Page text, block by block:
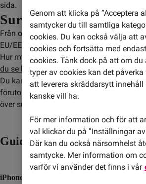
sida.
Surf inom EU/EES
Från och med den 15 juni 2017 ingår en
EU/EES i alla våramobilabonnemang,
Hur mycket surf inom EU/EES som ingår
du se här.
Du kan även surfa inom EU/EES med
förutom Fastpris Mini, Standard och
över surf från ett kontantkort till ett annat.
Guider MMS- och surf-
iPhone
Genom att klicka på ”Acceptera
samtycker du till samtliga
cookies. Du kan också välja att
cookies och fortsätta med
cookies. Tänk dock på att om du
typer av cookies kan det
att leverera skräddarsytt innehåll
kanske vill ha.
För mer information och för att
val klickar du på ”Inställningar
Där kan du också närsomhelst
samtycke. Mer information om
varför vi använder det finns i vår